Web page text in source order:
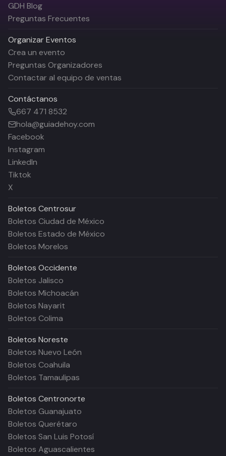
GDH Blog
Preguntas Frecuentes
Organizar Eventos
Crea un evento
Preguntas Organizadores
Contactar al equipo de ventas
Contáctanos
667 471 8532
hola@guiadehoy.com
Facebook
Instagram
LinkedIn
Tiktok
X
Boletos Centrosur
Boletos Ciudad de México
Boletos Estado de México
Boletos Morelos
Boletos Occidente
Boletos Jalisco
Boletos Michoacán
Boletos Nayarit
Boletos Colima
Boletos Noreste
Boletos Nuevo León
Boletos Coahuila
Boletos Tamaulipas
Boletos Centronorte
Boletos Guanajuato
Boletos Querétaro
Boletos San Luis Potosí
Boletos Aguascalientes